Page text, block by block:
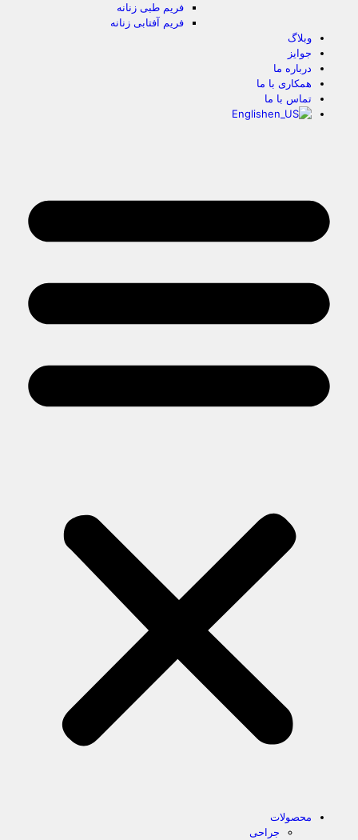
فریم طبی زنانه
فریم آفتابی زنانه
وبلاگ
جوایز
درباره ما
همکاری با ما
تماس با ما
English
محصولات
جراحی